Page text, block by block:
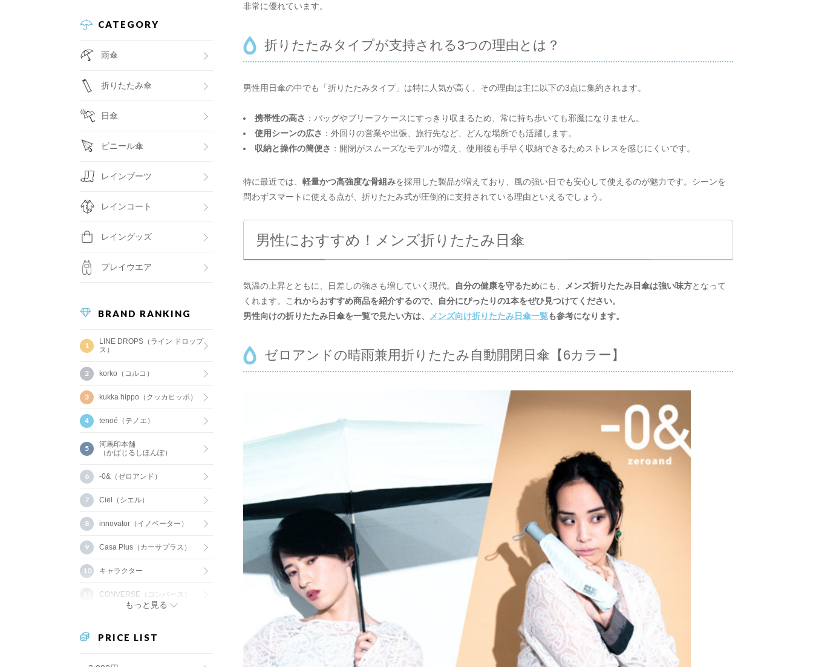
非常に優れています。
折りたたみタイプが支持される3つの理由とは？
男性用日傘の中でも「折りたたみタイプ」は特に人気が高く、その理由は主に以下の3点に集約されます。
携帯性の高さ ：バッグやブリーフケースにすっきり収まるため、常に持ち歩いても邪魔になりません。
使用シーンの広さ ：外回りの営業や出張、旅行先など、どんな場所でも活躍します。
収納と操作の簡便さ ：開閉がスムーズなモデルが増え、使用後も手早く収納できるためストレスを感じにくいです。
特に最近では、 軽量かつ高強度な骨組みを採用した製品が増えており、風の強い日でも安心して使えるのが魅力です。シーンを
問わずスマートに使える点が、折りたたみ式が圧倒的に支持されている理由といえるでしょう。
男性におすすめ！メンズ折りたたみ日傘
気温の上昇とともに、日差しの強さも増していく現代。 自分の健康を守るためにも、 メンズ折りたたみ日傘は強い味方となって
くれます。こ れからおすすめ商品を紹介するので、自分にぴったりの1本をぜひ見つけてください。
男性向けの折りたたみ日傘を一覧で見たい方は、
メンズ向け折りたたみ日傘一覧も参考になります。
ゼロアンドの晴雨兼用折りたたみ自動開閉日傘【6カラー】
CATEGORY
雨傘
折りたたみ傘
日傘
ビニール傘
レインブーツ
レインコート
レイングッズ
プレイウエア
BRAND RANKING
LINE DROPS（ライン ドロップ
ス）
korko（コルコ）
kukka hippo（クッカヒッポ）
tenoé（テノエ）
河馬印本舗
（かばじるしほんぽ）
-0&（ゼロアンド）
Ciel（シエル）
innovator（イノベーター）
Casa Plus（カーサプラス）
キャラクター
CONVERSE（コンバース）
もっと見る
PRICE LIST